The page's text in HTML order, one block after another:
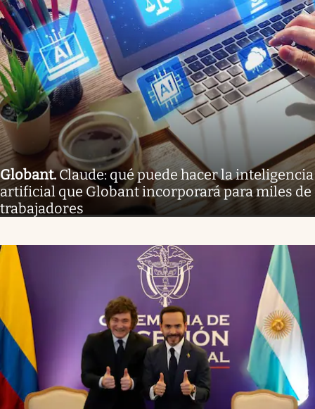
Globant.Claude: qué puede hacer la inteligencia
artificial que Globant incorporará para miles de
trabajadores